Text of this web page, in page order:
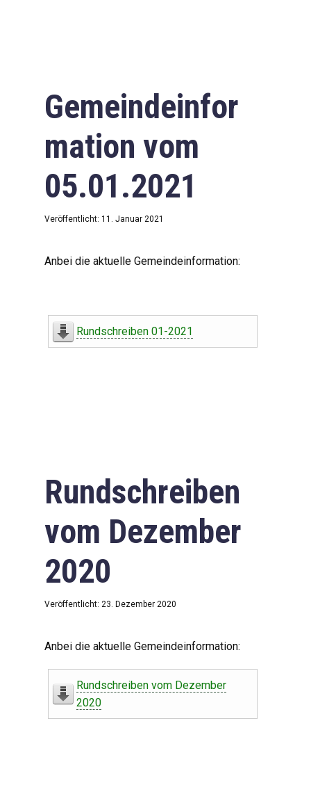
Gemeindeinfor
mation vom
05.01.2021
Veröffentlicht: 11. Januar 2021
Anbei die aktuelle Gemeindeinformation:
Rundschreiben 01-2021
Rundschreiben
vom Dezember
2020
Veröffentlicht: 23. Dezember 2020
Anbei die aktuelle Gemeindeinformation:
Rundschreiben vom Dezember
2020